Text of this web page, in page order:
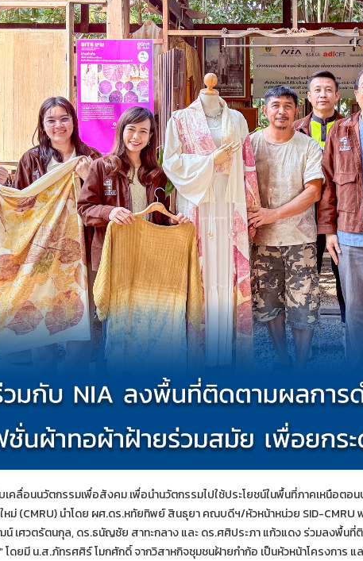
คลื่อนนวัตกรรมเพื่อสังคม เพื่อนำนวัตกรรมไปใช้ประโยชน์ในพื้นที่ภาคเหนือตอ
หม่ (CMRU) นำโดย ผศ.ดร.หทัยทิพย์ สินธุยา คณบดีฯ/หัวหน้าหน่วย SID-
เศวตรัตนกุล, ดร.ธนัญชัย สาทะกลาง และ ดร.ศศิประภา แก้วแดง ร่วมลงพื้นที่
ยมี น.ส.ภัทรศศิร์ โมกศักดิ์ จากวิสาหกิจชุมชนฝ้ายกำก้อ เป็นหัวหน้าโครงการ